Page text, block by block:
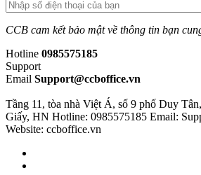
CCB cam kết bảo mật về thông tin bạn
Hotline 0985575185
Support
Email Support@ccboffice.vn
Tầng 11, tòa nhà Việt Á, số 9 phố Duy
Giấy, HN Hotline: 0985575185 Email:
Website: ccboffice.vn